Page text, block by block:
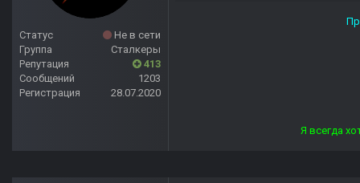
Статус
Не в сети
Группа
Сталкеры
Репутация
413
Сообщений
1203
Регистрация
28.07.2020
Прямой дороги тебе,
Я всегда хотел отвечать